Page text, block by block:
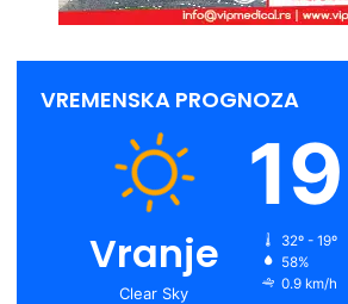
VREMENSKA PROGNOZA
Vranje
Clear Sky
19
32º - 19º
58%
0.9 km/h